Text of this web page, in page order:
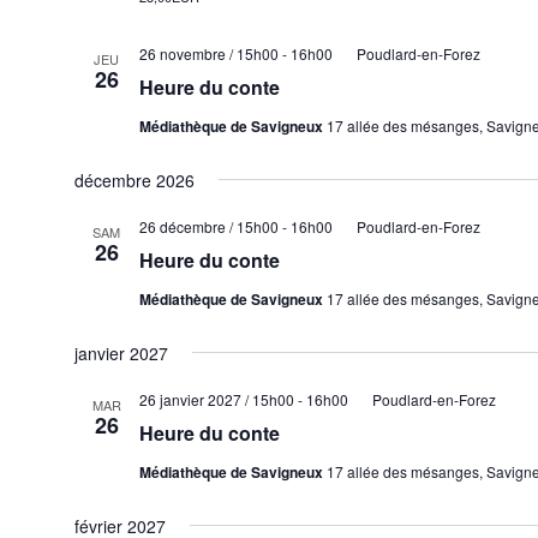
JEU
26 Heure du conte
26 novembre / 15h00 - 16h00 Poudlard-en-Forez
Médiathèque de Savigneux 17 allée des mésanges,
décembre 2026
SAM
26 Heure du conte
26 décembre / 15h00 - 16h00 Poudlard-en-Forez
Médiathèque de Savigneux 17 allée des mésanges,
janvier 2027
MAR
26 Heure du conte
26 janvier 2027 / 15h00 - 16h00 Poudlard-en-Forez
Médiathèque de Savigneux 17 allée des mésanges,
février 2027